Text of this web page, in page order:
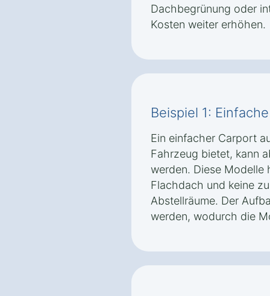
Dachbegrünung oder
Kosten weiter erhöhen.
Beispiel 1:
Ein einfacher Carport
Fahrzeug bietet, kann
werden. Diese Modelle
Flachdach und keine
Abstellräume. Der
werden, wodurch die